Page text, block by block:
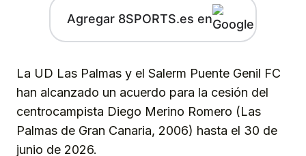
Agregar 8SPORTS.es en
La UD Las Palmas y el Salerm Puente Genil FC
han alcanzado un acuerdo para la cesión del
centrocampista Diego Merino Romero (Las
Palmas de Gran Canaria, 2006) hasta el 30 de
junio de 2026.